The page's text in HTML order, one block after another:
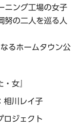
ニング工場の女子
努の二人を巡る人
るホームタウン公
女』
相川レイ子
ロジェクト